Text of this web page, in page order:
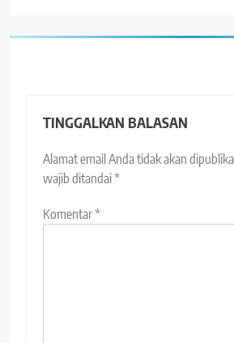
TINGGALKAN BALASAN
Alamat email Anda tidak akan
wajib ditandai*
Komentar*